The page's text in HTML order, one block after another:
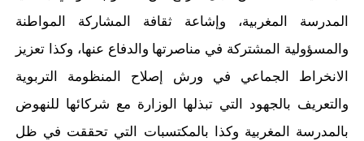
المدرسة المغربية، وإشاعة ثقافة المشاركة المواطنة
والمسؤولية المشتركة في مناصرتها والدفاع عنها، وكذا تعزيز
الانخراط الجماعي في ورش إصلاح المنظومة التربوية
والتعريف بالجهود التي تبذلها الوزارة مع شركائها للنهوض
بالمدرسة المغربية وكذا بالمكتسبات التي تحققت في ظل